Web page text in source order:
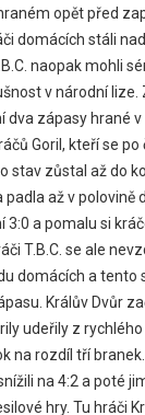
opět před
domácích stáli
naopak mohli
v národní lize.
zápasy hrané v
Goril, kteří se
stav zůstal až do
padla až v polovině
3:0 a pomalu si
T.B.C. se ale
domácích a tento
Králův Dvůr
udeřily z
na rozdíl tří
na 4:2 a poté
hry. Tu hráči